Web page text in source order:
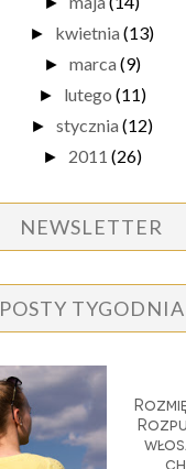
► kwietnia (13)
► marca (9)
► lutego (11)
► stycznia (12)
► 2011 (26)
NEWSLETTER
POSTY TYGODNIA